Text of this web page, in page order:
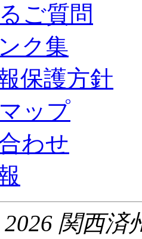
ご質問
ク集
保護方針
ップ
わせ
関西済